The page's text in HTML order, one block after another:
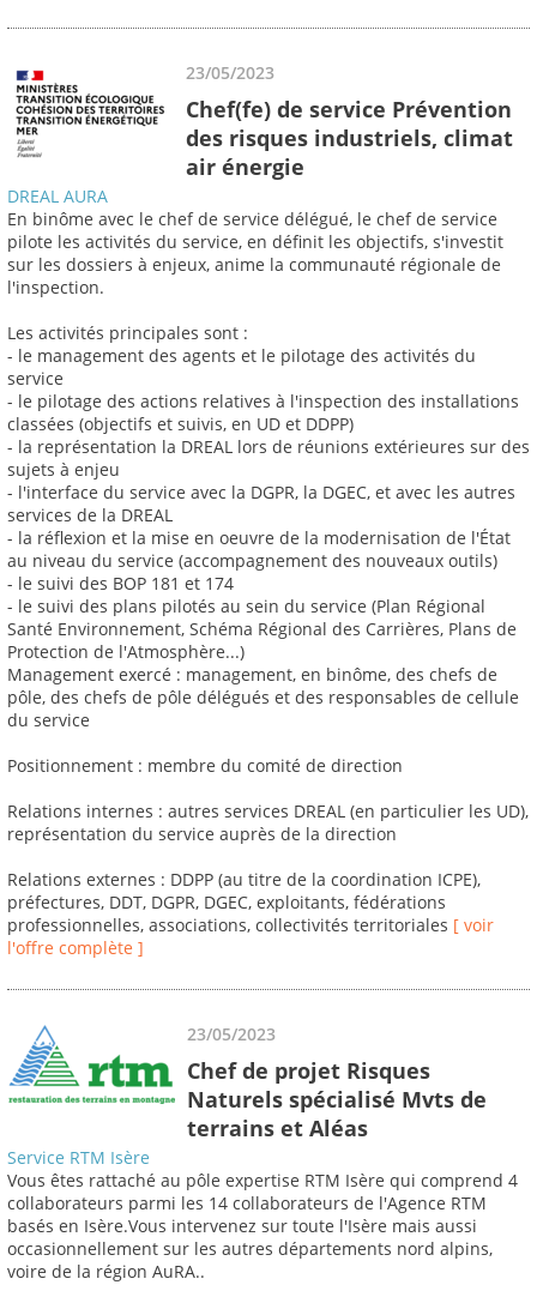
23/05/2023
Chef(fe) de service Prévention
des risques industriels, climat
air énergie
DREAL AURA
En binôme avec le chef de service délégué, le chef de service
pilote les activités du service, en définit les objectifs, s'investit
sur les dossiers à enjeux, anime la communauté régionale de
l'inspection.
Les activités principales sont :
- le management des agents et le pilotage des activités du
service
- le pilotage des actions relatives à l'inspection des installations
classées (objectifs et suivis, en UD et DDPP)
- la représentation la DREAL lors de réunions extérieures sur des
sujets à enjeu
- l'interface du service avec la DGPR, la DGEC, et avec les autres
services de la DREAL
- la réflexion et la mise en oeuvre de la modernisation de l'État
au niveau du service (accompagnement des nouveaux outils)
- le suivi des BOP 181 et 174
- le suivi des plans pilotés au sein du service (Plan Régional
Santé Environnement, Schéma Régional des Carrières, Plans de
Protection de l'Atmosphère...)
Management exercé : management, en binôme, des chefs de
pôle, des chefs de pôle délégués et des responsables de cellule
du service
Positionnement : membre du comité de direction
Relations internes : autres services DREAL (en particulier les UD),
représentation du service auprès de la direction
Relations externes : DDPP (au titre de la coordination ICPE),
préfectures, DDT, DGPR, DGEC, exploitants, fédérations
professionnelles, associations, collectivités territoriales [ voir
l'offre complète ]
23/05/2023
Chef de projet Risques
Naturels spécialisé Mvts de
terrains et Aléas
Service RTM Isère
Vous êtes rattaché au pôle expertise RTM Isère qui comprend 4
collaborateurs parmi les 14 collaborateurs de l'Agence RTM
basés en Isère.Vous intervenez sur toute l'Isère mais aussi
occasionnellement sur les autres départements nord alpins,
voire de la région AuRA..